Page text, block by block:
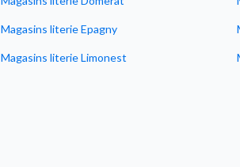
Magasins literie Epagny
Magasins literie Limonest